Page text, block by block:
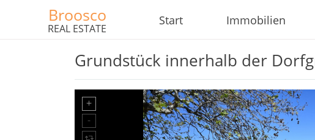
Broosco
REAL ESTATE
Start Immobilien
Grundstück innerhalb der